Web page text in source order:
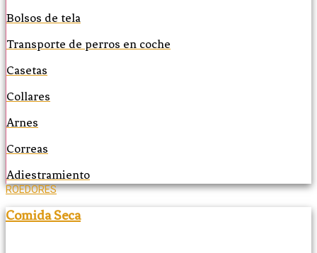
Bolsos de tela
Transporte de perros en coche
Casetas
Collares
Arnes
Correas
Adiestramiento
ROEDORES
Comida Seca